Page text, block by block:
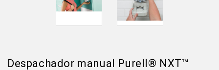
Despachador manual Purell® NXT™